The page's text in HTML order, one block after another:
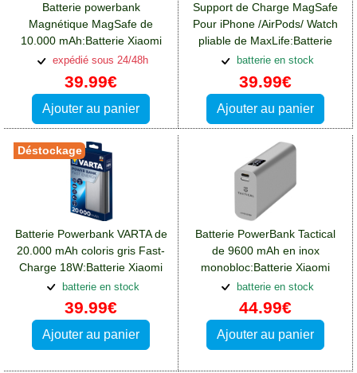
Batterie powerbank
Magnétique MagSafe de
10.000 mAh:Batterie Xiaomi
Redmi Note 12(5G)
expédié sous 24/48h
39.99€
Ajouter au panier
Support de Charge MagSafe
Pour iPhone /AirPods/ Watch
pliable de MaxLife:Batterie
Xiaomi Redmi Note 12(5G)
batterie en stock
39.99€
Ajouter au panier
Batterie Powerbank VARTA de
20.000 mAh coloris gris Fast-
Charge 18W:Batterie Xiaomi
Redmi Note 12(5G)
batterie en stock
39.99€
Ajouter au panier
Déstockage
Batterie PowerBank Tactical
de 9600 mAh en inox
monobloc:Batterie Xiaomi
Redmi Note 12(5G)
batterie en stock
44.99€
Ajouter au panier